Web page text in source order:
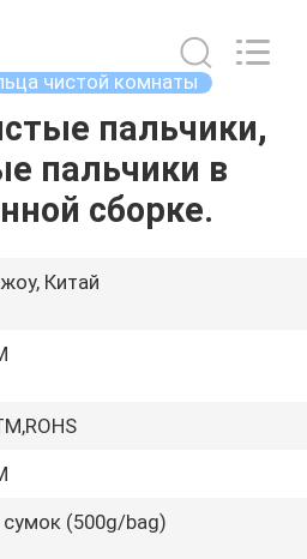
чистой комнаты
пальчики,
пальчики в
сборке.
Китай
сумок (500g/bag)